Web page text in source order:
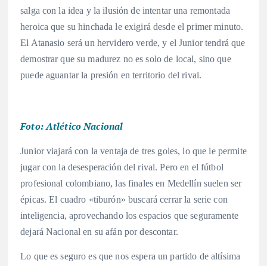
salga con la idea y la ilusión de intentar una remontada
heroica que su hinchada le exigirá desde el primer minuto.
El Atanasio será un hervidero verde, y el Junior tendrá que
demostrar que su madurez no es solo de local, sino que
puede aguantar la presión en territorio del rival.
Foto: Atlético Nacional
Junior viajará con la ventaja de tres goles, lo que le permite
jugar con la desesperación del rival. Pero en el fútbol
profesional colombiano, las finales en Medellín suelen ser
épicas. El cuadro «tiburón» buscará cerrar la serie con
inteligencia, aprovechando los espacios que seguramente
dejará Nacional en su afán por descontar.
Lo que es seguro es que nos espera un partido de altísima